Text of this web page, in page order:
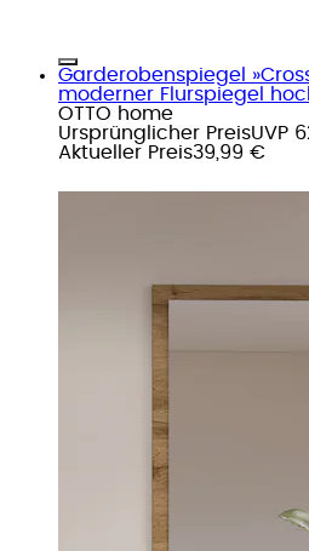
Garderobenspiegel
moderner Flurspiegel
OTTO home
Ursprünglicher PreisUVP
Aktueller Preis39,99 €